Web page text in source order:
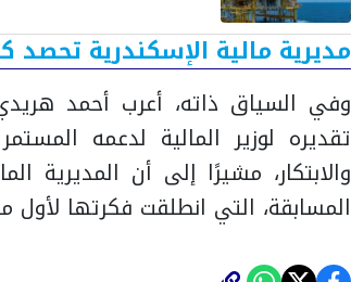
مديرية مالية الإسكندرية تحصد
وفي السياق ذاته، أعرب أحمد
تقديره لوزير المالية لدعمه
والابتكار، مشيرًا إلى أن المديرية
المسابقة، التي انطلقت فكرتها